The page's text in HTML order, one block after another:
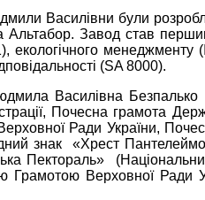
Василівни були
Альтабор. Завод став
екологічного
(SA 8000).
Василівна Безпалько
Почесна грамота
Ради України,
знак «Хрест
Пектораль»
Грамотою Верховної Ради